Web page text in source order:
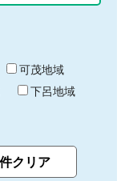
可茂地域
下呂地域